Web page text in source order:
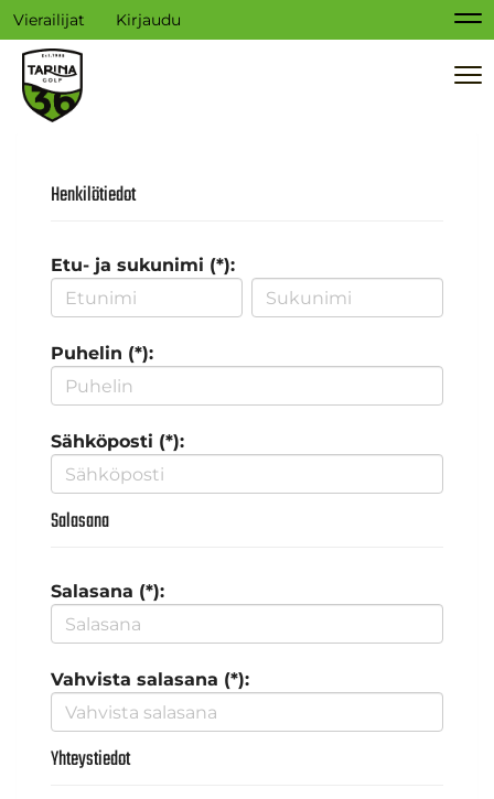
Vierailijat Kirjaudu
Henkilötiedot
Etu- ja sukunimi (*):
Puhelin (*):
Sähköposti (*):
Salasana
Salasana (*):
Vahvista salasana (*):
Yhteystiedot